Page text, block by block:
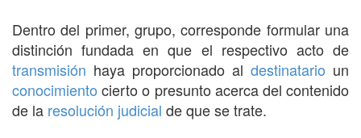
Dentro del primer, grupo, corresponde formular una
distinción fundada en que el respectivo acto de
transmisión haya proporcionado al destinatario un
conocimiento cierto o presunto acerca del contenido
de la resolución judicial de que se trate.